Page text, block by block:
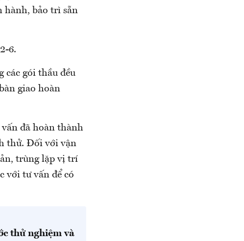
hành, bảo trì sẵn
6.
các gói thầu đều
giao hoàn
đã hoàn thành
thử. Đối với vận
trùng lặp vị trí
với tư vấn để có
thử nghiệm và